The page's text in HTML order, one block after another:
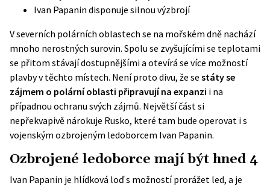
Ivan Papanin disponuje silnou výzbrojí
V severních polárních oblastech se na mořském dně nachází
mnoho nerostných surovin. Spolu se zvyšujícími se teplotami
se přitom stávají dostupnějšími a otevírá se více možností
plavby v těchto místech. Není proto divu, že se státy se
zájmem o polární oblasti připravují na expanzi i na
případnou ochranu svých zájmů. Největší část si
nepřekvapivě nárokuje Rusko, které tam bude operovat i s
vojenským ozbrojeným ledoborcem Ivan Papanin.
Ozbrojené ledoborce mají být hned 4
Ivan Papanin je hlídková loď s možností prorážet led, a je